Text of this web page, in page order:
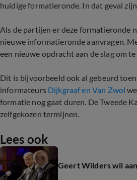
huidige formatieronde. In dat geval
Als de partijen er deze formatieronde
nieuwe informatieronde aanvragen.
een nieuwe opdracht aan de slag om
Dit is bijvoorbeeld ook al gebeurd toen
informateurs Dijkgraaf en Van Zwol
formatie nog gaat duren. De Tweede
zelfgekozen termijnen.
Lees ook
Geert Wilders wil